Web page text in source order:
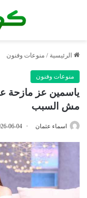
الرئيسية / منوعات وفنون
منوعات وفنون
ياسمين عز مازحة
مش السبب
اسماء عثمان 06-04